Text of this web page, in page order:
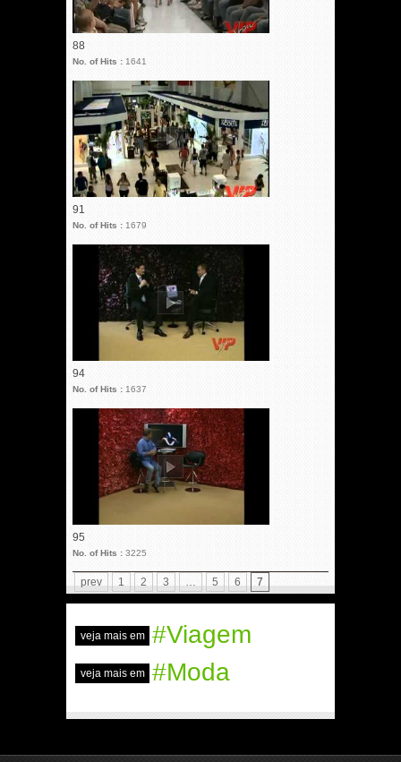
88
No. of Hits : 1641
91
No. of Hits : 1679
94
No. of Hits : 1637
95
No. of Hits : 3225
prev 1 2 3 … 5 6 7
veja mais em #Viagem
veja mais em #Moda